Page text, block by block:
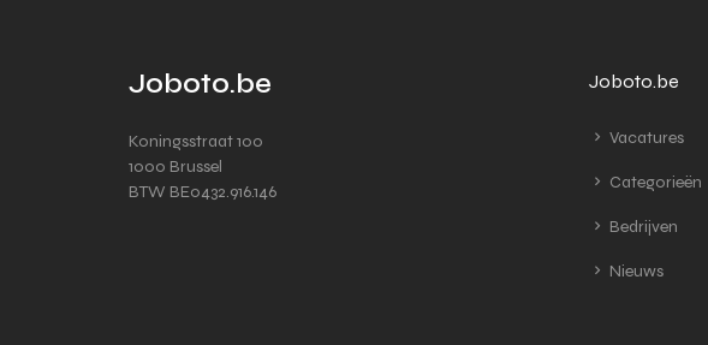
Joboto.be
Koningsstraat 100
1000 Brussel
BTW BE0432.916.146
Joboto.be
Vacatures
Categorieën
Bedrijven
Nieuws